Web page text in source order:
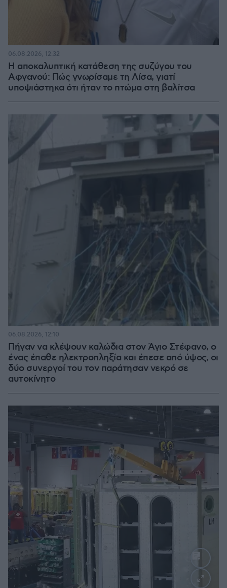
Η αποκαλυπτική κατάθεση της συζύγου του
Αφγανού: Πώς γνωρίσαμε τη Λίσα, γιατί
υποψιάστηκα ότι ήταν το πτώμα στη βαλίτσα
06.08.2026, 12:32
Πήγαν να κλέψουν καλώδια στον Άγιο Στέφανο, ο
ένας έπαθε ηλεκτροπληξία και έπεσε από ύψος, οι
δύο συνεργοί του τον παράτησαν νεκρό σε
αυτοκίνητο
06.08.2026, 12:10